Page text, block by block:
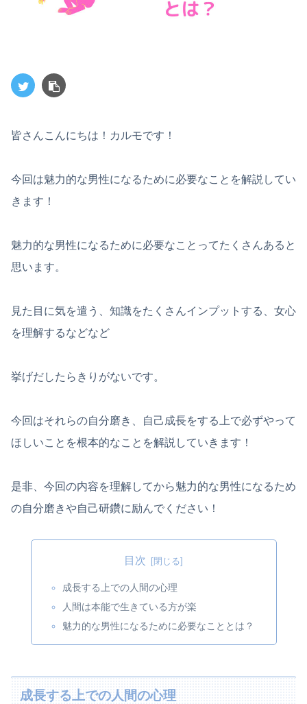
皆さんこんにちは！カルモです！
今回は魅力的な男性になるために必要なことを解説してい
きます！
魅力的な男性になるために必要なことってたくさんあると
思います。
見た目に気を遣う、知識をたくさんインプットする、女心
を理解するなどなど
挙げだしたらきりがないです。
今回はそれらの自分磨き、自己成長をする上で必ずやって
ほしいことを根本的なことを解説していきます！
是非、今回の内容を理解してから魅力的な男性になるため
の自分磨きや自己研鑽に励んでください！
目次
成長する上での人間の心理
人間は本能で生きている方が楽
魅力的な男性になるために必要なこととは？
成長する上での人間の心理